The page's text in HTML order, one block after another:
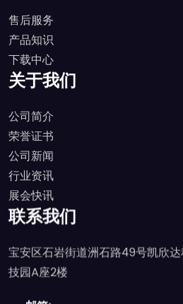
售后服务
产品知识
下载中心
关于我们
公司简介
荣誉证书
公司新闻
行业资讯
展会快讯
联系我们
宝安区石岩街道洲石路49号凯欣
技园A座2楼